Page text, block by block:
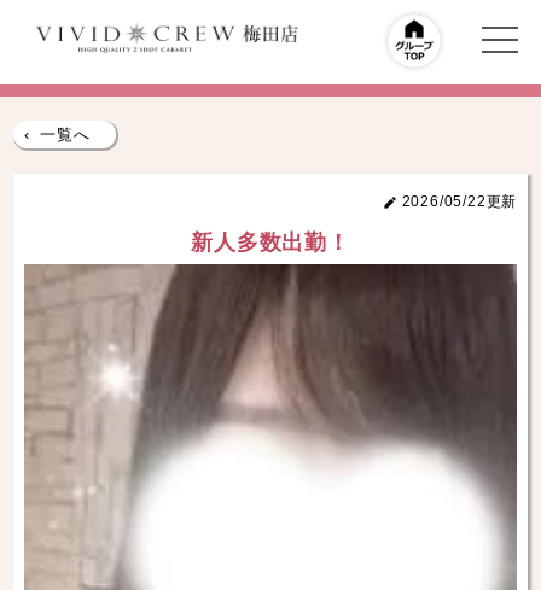
‹ 一覧へ
2026/05/22更新
新人多数出勤！